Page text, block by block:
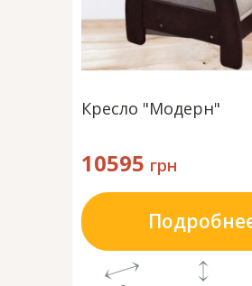
Кресло "Модерн"
10595 грн